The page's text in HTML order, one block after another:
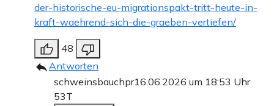
der-historische-eu-migrationspakt-tritt-heute-in-
kraft-waehrend-sich-die-graeben-vertiefen/
48
Antworten
schweinsbauchpr16.06.2026 um 18:53 Uhr
53T